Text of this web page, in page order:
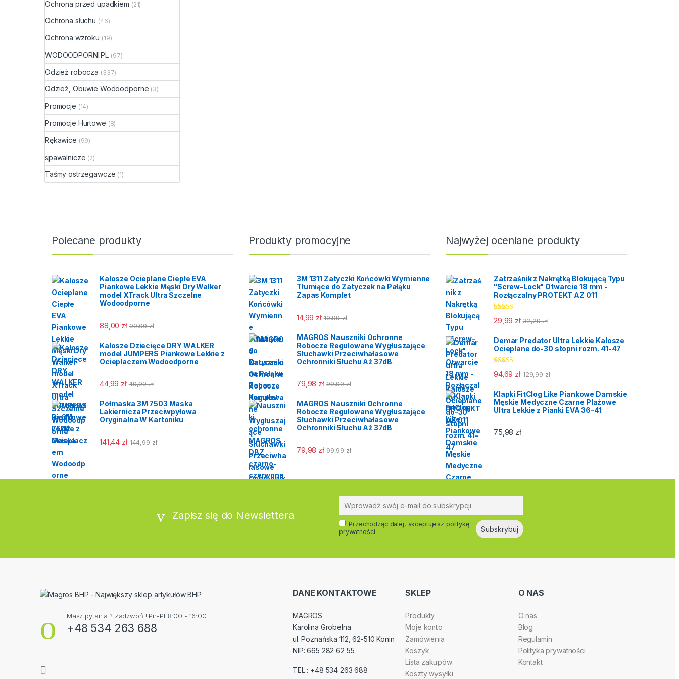
generacji, nie wymagającej
konserwacji. Spodniobuty są
można w nich przebywać
cały dzień w wodzie bez
obawy przemoknięcia.
Przeznaczone szczególnie
dla wędkarzy i rybaków oraz
do użytku przy wszelkich
pracach rybackich.
Ochrona przed upadkiem (21)
Ochrona słuchu (46)
Ochrona wzroku (19)
WODOODPORNI.PL (97)
Odzież robocza (337)
Odzież, Obuwie Wodoodporne (3)
Promocje (14)
Promocje Hurtowe (8)
Rękawice (99)
spawalnicze (2)
Taśmy ostrzegawcze (1)
Polecane produkty
Kalosze Ocieplane Ciepłe EVA
Piankowe Lekkie Męski Dry Walker
model XTrack Ultra Szczelne
Wodoodporne
88,00 zł 99,00zł
Kalosze Dziecięce DRY WALKER
model JUMPERS Piankowe Lekkie z
Ocieplaczem Wodoodporne
44,99 zł 49,99zł
Półmaska 3M 7503 Maska
Lakiernicza Przeciwpyłowa
Oryginalna W Kartoniku
141,44 zł 144,99zł
Produkty promocyjne
3M 1311 Zatyczki Końcówki Wymienne
Tłumiące do Zatyczek na Pałąku
Zapas Komplet
14,99 zł 19,99zł
MAGROS Nauszniki Ochronne
Robocze Regulowane Wygłuszające
Słuchawki Przeciwhałasowe
Ochronniki Słuchu Aż 37dB
79,98 zł 99,99zł
MAGROS Nauszniki Ochronne
Robocze Regulowane Wygłuszające
Słuchawki Przeciwhałasowe
Ochronniki Słuchu Aż 37dB
79,98 zł 99,99zł
Najwyżej oceniane produkty
Zatrzaśnik z Nakrętką Blokującą Typu
"Screw-Lock" Otwarcie 18 mm -
Rozłączalny PROTEKT AZ 011
Oceniono
5.00na 5
29,99 zł 32,29zł
Demar Predator Ultra Lekkie Kalosze
Ocieplane do-30 stopni rozm. 41-47
Oceniono
5.00na 5
94,69 zł 129,99zł
Klapki FitClog Like Piankowe Damskie
Męskie Medyczne Czarne Plażowe
Ultra Lekkie z Pianki EVA 36-41
75,98 zł
Zapisz się do Newslettera
Przechodząc dalej, akceptujesz politykę
prywatności
Masz pytania ? Zadzwoń ! Pn-Pt 8:00 - 16:00
+48 534 263 688
DANE KONTAKTOWE
MAGROS
Karolina Grobelna
ul. Poznańska 112, 62-510 Konin
NIP: 665 282 62 55
TEL : +48 534 263 688
SKLEP
Produkty
Moje konto
Zamówienia
Koszyk
Lista zakupów
Koszty wysyłki
O NAS
O nas
Blog
Regulamin
Polityka prywatności
Kontakt